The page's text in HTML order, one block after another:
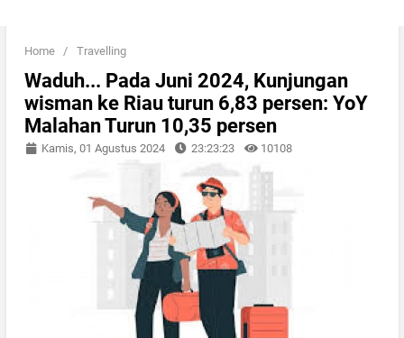
Home / Travelling
Waduh... Pada Juni 2024, Kunjungan
wisman ke Riau turun 6,83 persen: YoY
Malahan Turun 10,35 persen
Kamis, 01 Agustus 2024 23:23:23 10108